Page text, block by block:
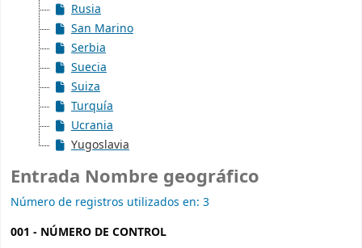
Rusia
San Marino
Serbia
Suecia
Suiza
Turquía
Ucrania
Yugoslavia
Entrada Nombre geográfico
Número de registros utilizados en: 3
001 - NÚMERO DE CONTROL